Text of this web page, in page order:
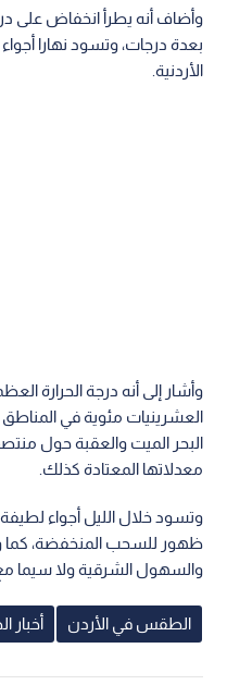
وأضاف أنه يطرأ انخفاض على
بعدة درجات، وتسود نهارا
الأردنية.
وأشار إلى أنه درجة الحرارة
العشرينيات مئوية في
البحر الميت والعقبة حول
معدلاتها المعتادة كذلك.
وتسود خلال الليل أجواء
ظهور للسحب المنخفضة، كما و
والسهول الشرقية ولا سيما مع
الطقس في الأردن